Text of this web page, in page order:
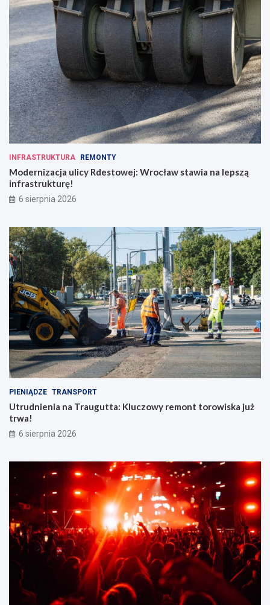
INFRASTRUKTURA REMONTY
Modernizacja ulicy Rdestowej: Wrocław stawia na lepszą
infrastrukturę!
6 sierpnia 2026
PIENIĄDZE TRANSPORT
Utrudnienia na Traugutta: Kluczowy remont torowiska już
trwa!
6 sierpnia 2026